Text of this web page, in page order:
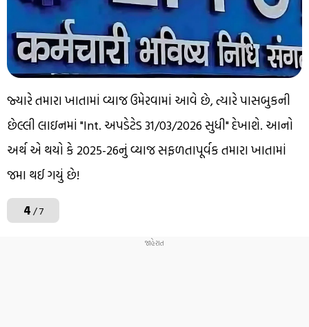
જ્યારે તમારા ખાતામાં વ્યાજ ઉમેરવામાં આવે છે, ત્યારે પાસબુકની
છેલ્લી લાઇનમાં "Int. અપડેટેડ 31/03/2026 સુધી" દેખાશે. આનો
અર્થ એ થયો કે 2025-26નું વ્યાજ સફળતાપૂર્વક તમારા ખાતામાં
જમા થઈ ગયું છે!
4/ 7